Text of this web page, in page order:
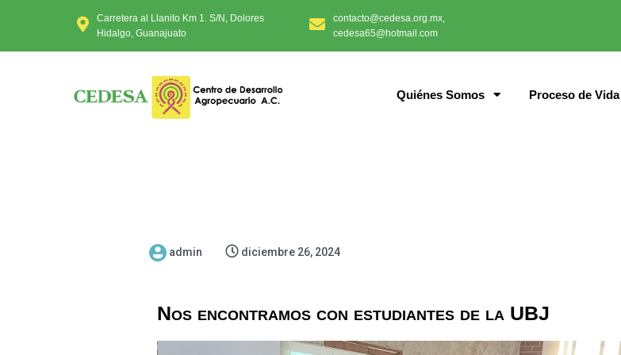
Carretera al Llanito Km 1. S/N, Dolores
Hidalgo, Guanajuato
contacto@cedesa.org.mx,
cedesa65@hotmail.com
Quiénes Somos Proceso de Vida
admin diciembre 26, 2024
Nos encontramos con estudiantes de la UBJ